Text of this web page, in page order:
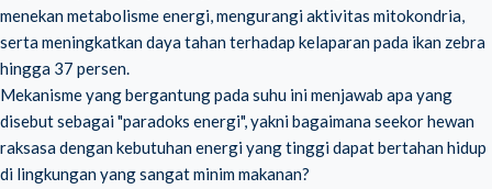
menekan metabolisme energi, mengurangi aktivitas mitokondria,
serta meningkatkan daya tahan terhadap kelaparan pada ikan zebra
hingga 37 persen.
Mekanisme yang bergantung pada suhu ini menjawab apa yang
disebut sebagai "paradoks energi", yakni bagaimana seekor hewan
raksasa dengan kebutuhan energi yang tinggi dapat bertahan hidup
di lingkungan yang sangat minim makanan?